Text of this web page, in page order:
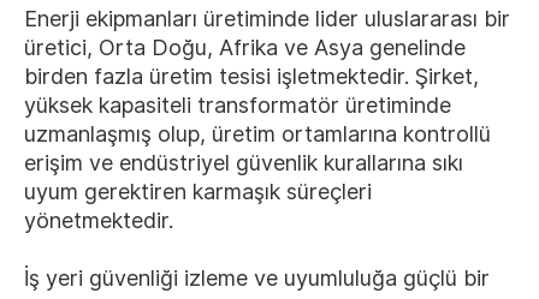
Enerji ekipmanları üretiminde lider uluslararası bir
üretici, Orta Doğu, Afrika ve Asya genelinde
birden fazla üretim tesisi işletmektedir. Şirket,
yüksek kapasiteli transformatör üretiminde
uzmanlaşmış olup, üretim ortamlarına kontrollü
erişim ve endüstriyel güvenlik kurallarına sıkı
uyum gerektiren karmaşık süreçleri
yönetmektedir.
İş yeri güvenliği izleme ve uyumluluğa güçlü bir